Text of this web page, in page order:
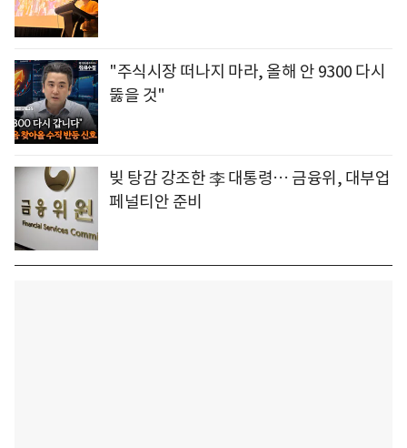
"주식시장 떠나지 마라, 올해 안 9300 다시
뚫을 것"
빚 탕감 강조한 李 대통령… 금융위, 대부업
페널티안 준비